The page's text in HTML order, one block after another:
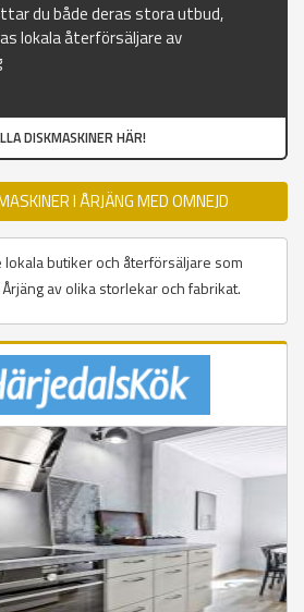
du både deras stora utbud,
lokala återförsäljare av
DISKMASKINER HÄR!
I ÅRJÄNG MED OMNEJD
butiker och återförsäljare som
av olika storlekar och fabrikat.